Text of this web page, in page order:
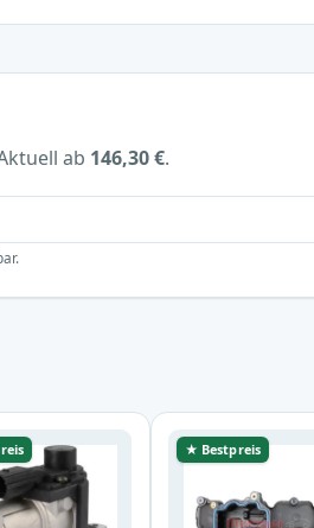
ab 146,30 €.
★ Bestpreis